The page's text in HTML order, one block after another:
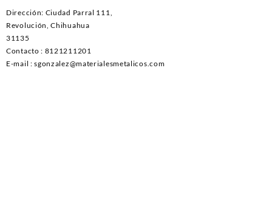
Dirección: Ciudad Parral 111,
Revolución, Chihuahua
31135
Contacto : 8121211201
E-mail : sgonzalez@materialesmetalicos.com